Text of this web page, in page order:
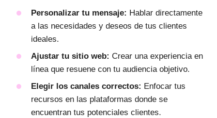
Personalizar tu mensaje: Hablar directamente
a las necesidades y deseos de tus clientes
ideales.
Ajustar tu sitio web: Crear una experiencia en
línea que resuene con tu audiencia objetivo.
Elegir los canales correctos: Enfocar tus
recursos en las plataformas donde se
encuentran tus potenciales clientes.